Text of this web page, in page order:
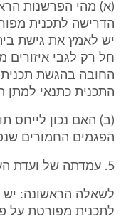
הדרישה לתכנית
יש לאמץ את גישת
חל רק לגבי איזורים
החובה בהגשת תכנית
התכנית כתנאי למתן
(ב) האם נכון לייחס
הפגמים החמורים
5. עמדתה של ועדת הערר, בתמצית, היא זו:
לשאלה הראשונה: יש
לתכנית מפורטת על